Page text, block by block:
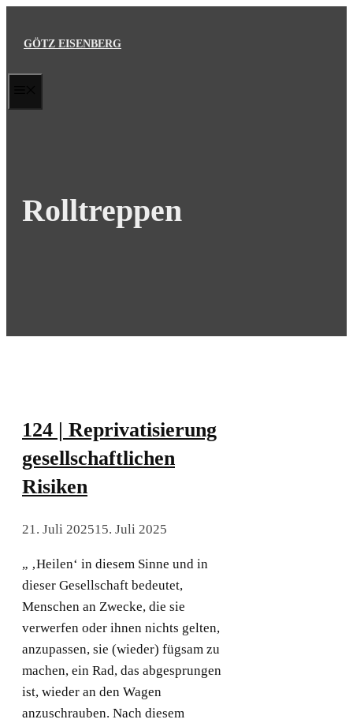
InhaltGÖTZ EISENBERG
Rolltreppen
124 | Reprivatisierung
gesellschaftlichen
Risiken
21. Juli 202515. Juli 2025
„ ‚Heilen‘ in diesem Sinne und in
dieser Gesellschaft bedeutet,
Menschen an Zwecke, die sie
verwerfen oder ihnen nichts gelten,
anzupassen, sie (wieder) fügsam zu
machen, ein Rad, das abgesprungen
ist, wieder an den Wagen
anzuschrauben. Nach diesem